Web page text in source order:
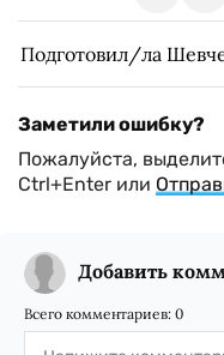
Подготовил/ла
Заметили ошибку?
Пожалуйста,
Ctrl+Enter или
Добавить
Всего комментариев: 0